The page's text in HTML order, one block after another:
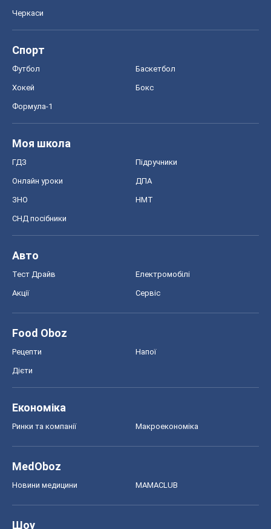
Черкаси
Спорт
Футбол Баскетбол
Хокей Бокс
Формула-1
Моя школа
ГДЗ Підручники
Онлайн уроки ДПА
ЗНО НМТ
СНД посібники
Авто
Тест Драйв Електромобілі
Акції Сервіс
Food Oboz
Рецепти Напої
Дієти
Економіка
Ринки та компанії Макроекономіка
MedOboz
Новини медицини MAMACLUB
Шоу